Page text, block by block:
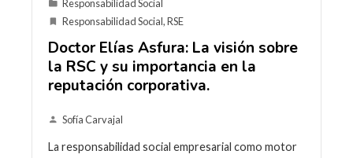
Responsabilidad Social
Responsabilidad Social,RSE
Doctor Elías Asfura: La visión sobre
la RSC y su importancia en la
reputación corporativa.
Sofía Carvajal
La responsabilidad social empresarial como motor